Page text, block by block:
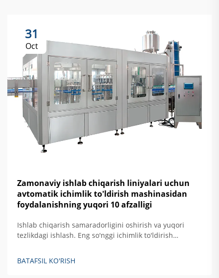
31
Oct
Zamonaviy ishlab chiqarish liniyalari uchun
avtomatik ichimlik to'ldirish mashinasidan
foydalanishning yuqori 10 afzalligi
Ishlab chiqarish samaradorligini oshirish va yuqori
tezlikdagi ishlash. Eng so'nggi ichimlik to'ldirish
imkoniyatiga ega bo'lib, daqiqasiga taxminan 1200 ta
BATAFSIL KO'RISH